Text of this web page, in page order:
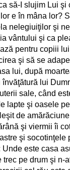
să-I slujim Lui
e în mâna lor?
nelegiuiţilor şi
vântului şi ca
pentru copiii
şi să se
lui, după
învăţătură lui
sale, când
lapte şi oasele
de
şi viermii îi
şi socotinţele
este casa
trec pe drum şi